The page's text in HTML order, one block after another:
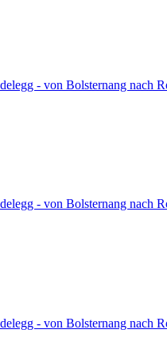
- von Bolsternang nach
- von Bolsternang nach
- von Bolsternang nach